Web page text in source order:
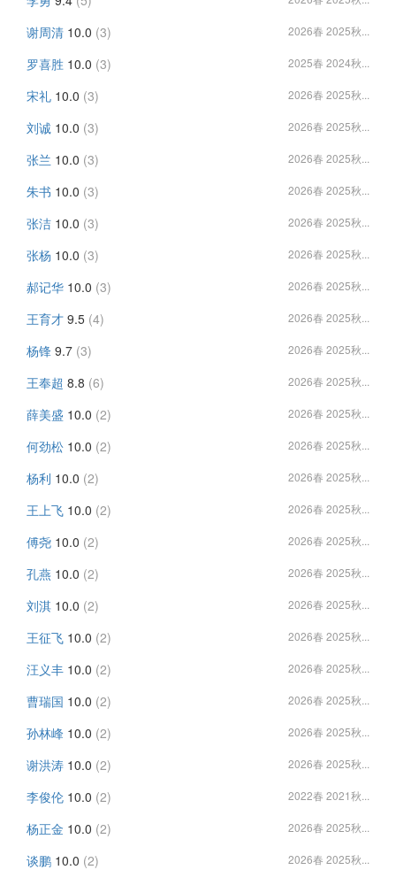
谢周清 10.0 (3) 2026春 2025秋...
罗喜胜 10.0 (3) 2025春 2024秋...
宋礼 10.0 (3) 2026春 2025秋...
刘诚 10.0 (3) 2026春 2025秋...
张兰 10.0 (3) 2026春 2025秋...
朱书 10.0 (3) 2026春 2025秋...
张洁 10.0 (3) 2026春 2025秋...
张杨 10.0 (3) 2026春 2025秋...
郝记华 10.0 (3) 2026春 2025秋...
王育才 9.5 (4) 2026春 2025秋...
杨锋 9.7 (3) 2026春 2025秋...
王奉超 8.8 (6) 2026春 2025秋...
薛美盛 10.0 (2) 2026春 2025秋...
何劲松 10.0 (2) 2026春 2025秋...
杨利 10.0 (2) 2026春 2025秋...
王上飞 10.0 (2) 2026春 2025秋...
傅尧 10.0 (2) 2026春 2025秋...
孔燕 10.0 (2) 2026春 2025秋...
刘淇 10.0 (2) 2026春 2025秋...
王征飞 10.0 (2) 2026春 2025秋...
汪义丰 10.0 (2) 2026春 2025秋...
曹瑞国 10.0 (2) 2026春 2025秋...
孙林峰 10.0 (2) 2026春 2025秋...
谢洪涛 10.0 (2) 2026春 2025秋...
李俊伦 10.0 (2) 2022春 2021秋...
杨正金 10.0 (2) 2026春 2025秋...
谈鹏 10.0 (2) 2026春 2025秋...